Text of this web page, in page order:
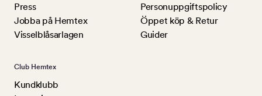
Press
Jobba på Hemtex
Visselblåsarlagen
Personuppgiftspolicy
Öppet köp & Retur
Guider
Club Hemtex
Kundklubb